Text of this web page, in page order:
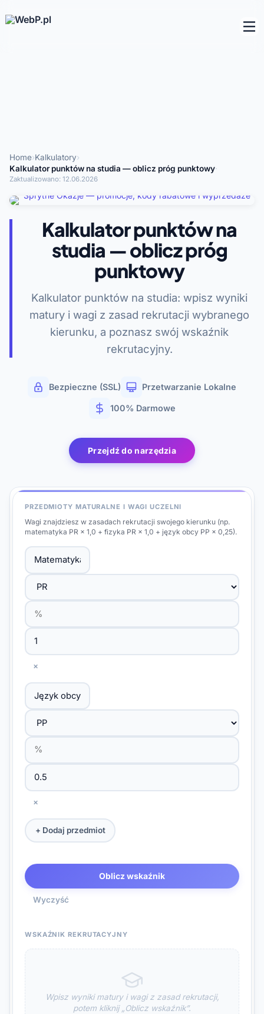
Home›Kalkulatory›
Kalkulator punktów na studia — oblicz próg punktowy·
Zaktualizowano: 12.06.2026
Kalkulator punktów na
studia — oblicz próg
punktowy
Kalkulator punktów na studia: wpisz wyniki
matury i wagi z zasad rekrutacji wybranego
kierunku, a poznasz swój wskaźnik
rekrutacyjny.
Bezpieczne (SSL) Przetwarzanie Lokalne
100% Darmowe
Przejdź do narzędzia
PRZEDMIOTY MATURALNE I WAGI UCZELNI
Wagi znajdziesz w zasadach rekrutacji swojego kierunku (np.
matematyka PR × 1,0 + fizyka PR × 1,0 + język obcy PP × 0,25).
×
×
+ Dodaj przedmiot
Oblicz wskaźnik
Wyczyść
WSKAŹNIK REKRUTACYJNY
Wpisz wyniki matury i wagi z zasad rekrutacji,
potem kliknij „Oblicz wskaźnik”.